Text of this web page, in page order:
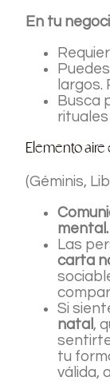
En tu
largos.
Busca
Elemento
(Géminis,
mental.
Las
carta
Si
natal ,
tu
válida,